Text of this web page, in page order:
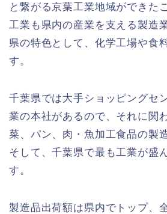
と繋がる京葉工業地域ができた
工業も県内の産業を支える製造
県の特色として、化学工場や食
す。
千葉県では大手ショッピングセ
業の本社があるので、それに関
菜、パン、肉・魚加工食品の製
そして、千葉県で最も工業が盛
す。
製造品出荷額は県内でトップ、